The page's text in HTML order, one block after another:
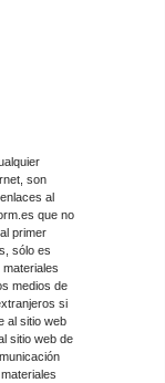
son
al
que no
primer
sólo es
medios de
si
al sitio web
sitio web de